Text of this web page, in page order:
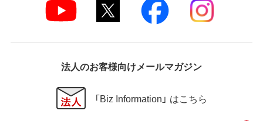
法人のお客様向けメールマガジン
「Biz Information」 はこちら